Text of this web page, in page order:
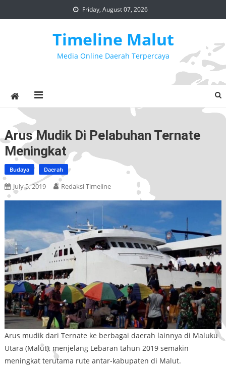
to
Friday, August 07, 2026
Timeline Malut
Media Online Daerah Terpercaya
Arus Mudik Di Pelabuhan Ternate
Meningkat
Budaya Daerah
July 5, 2019 Redaksi Timeline
Arus mudik dari Ternate ke berbagai daerah lainnya di Maluku
Utara (Malut), menjelang Lebaran tahun 2019 semakin
meningkat terutama rute antar-kabupaten di Malut.